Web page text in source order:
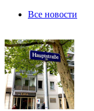
Все новости